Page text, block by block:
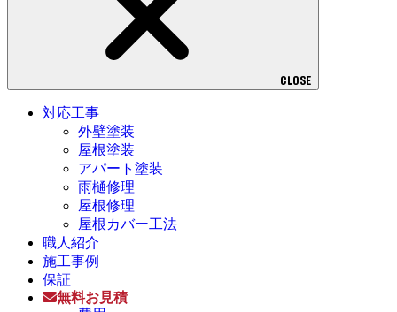
CLOSE
対応工事
外壁塗装
屋根塗装
アパート塗装
雨樋修理
屋根修理
屋根カバー工法
職人紹介
施工事例
保証
無料お見積